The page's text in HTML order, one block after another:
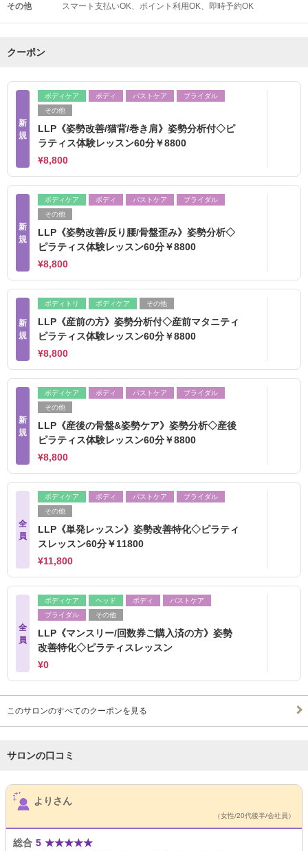
その他 スマート支払いOK ポイント利用OK 即時予約OK
クーポン
新
規
ボディケア ボディ バストケア
ブライダル
その他
LLP《姿勢改善/猫背/巻き肩》姿勢分析付◇ピ
ラティス体験レッスン60分￥8800
¥8,800
新
規
ボディケア ボディ バストケア
ブライダル
その他
LLP《姿勢改善/反り腰/骨盤歪み》姿勢分析◇
ピラティス体験レッスン60分￥8800
¥8,800
新
規
ボディトリ ボディケア その他
LLP《産前の方》姿勢分析付◇産前マタニティ
ピラティス体験レッスン60分￥8800
¥8,800
新
規
ボディケア ボディ バストケア
ブライダル
その他
LLP《産後の骨盤&姿勢ケア》姿勢分析◇産後
ピラティス体験レッスン60分￥8800
¥8,800
全
員
ボディケア ボディ バストケア
ブライダル
その他
LLP《単発レッスン》姿勢改善特化◇ピラティ
スレッスン60分￥11800
¥11,800
全
員
ボディケア ヘッド ボディ
バストケア
ブライダル
その他
LLP《マンスリー/回数券ご購入済の方》姿勢
改善特化◇ピラティスレッスン
¥0
このサロンのすべてのクーポンを見る
サロンの口コミ
サロンPick Up
よりさん
（女性/20代後半/会社員）
総合 5 ★★★★★